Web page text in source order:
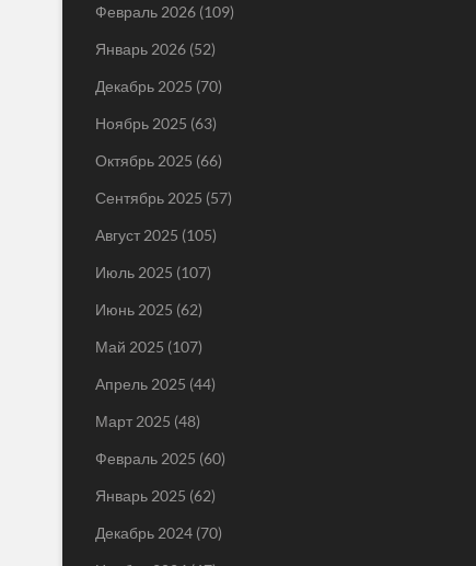
Февраль 2026 (109)
Январь 2026 (52)
Декабрь 2025 (70)
Ноябрь 2025 (63)
Октябрь 2025 (66)
Сентябрь 2025 (57)
Август 2025 (105)
Июль 2025 (107)
Июнь 2025 (62)
Май 2025 (107)
Апрель 2025 (44)
Март 2025 (48)
Февраль 2025 (60)
Январь 2025 (62)
Декабрь 2024 (70)